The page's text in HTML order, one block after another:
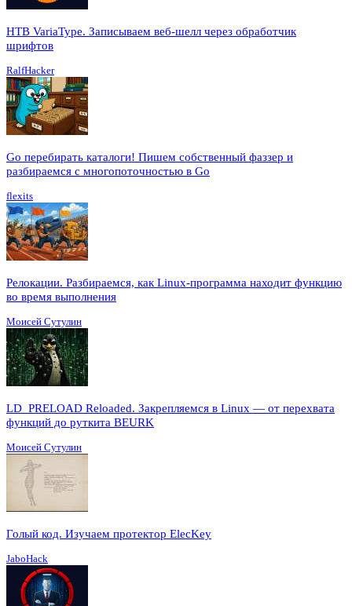
HTB VariaType. Записываем веб-шелл через обработчик
шрифтов
RalfHacker
Go перебирать каталоги! Пишем собственный фаззер и
разбираемся с многопоточностью в Go
flexits
Релокации. Разбираемся, как Linux-программа находит функцию
во время выполнения
Моисей Сутулин
LD_PRELOAD Reloaded. Закрепляемся в Linux — от перехвата
функций до руткита BEURK
Моисей Сутулин
Голый код. Изучаем протектор ElecKey
JaboHack